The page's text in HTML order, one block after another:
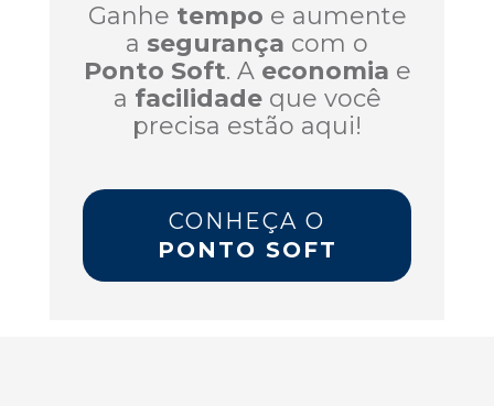
Ganhe tempo e aumente
a segurança com o
Ponto Soft. A economia e
a facilidadeque você
precisa estão aqui!
CONHEÇA O
PONTO SOFT